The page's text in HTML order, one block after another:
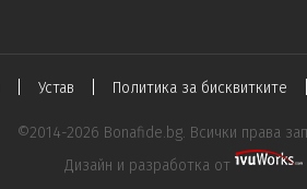
Устав Политика за бисквитките
©2014-2026 Bonafide.bg. Всички права
Дизайн и разработка от